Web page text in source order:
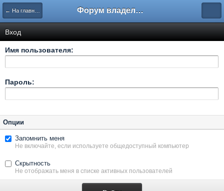
← На главную Форум владельцев интернет-магазинов
Вход
Имя пользователя:
Пароль:
Опции
Запомнить меня
Не включайте, если используете общедоступный компьютер
Скрытность
Не отображать меня в списке активных пользователей